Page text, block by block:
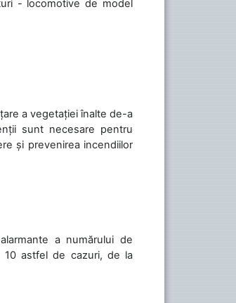
- locomotive de model
a vegetației înalte de-a
sunt necesare pentru
și prevenirea incendiilor
a numărului de
10 astfel de cazuri, de la